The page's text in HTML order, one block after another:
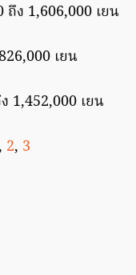
ง 1,606,000 เยน
เยน
1,452,000 เยน
2, 3